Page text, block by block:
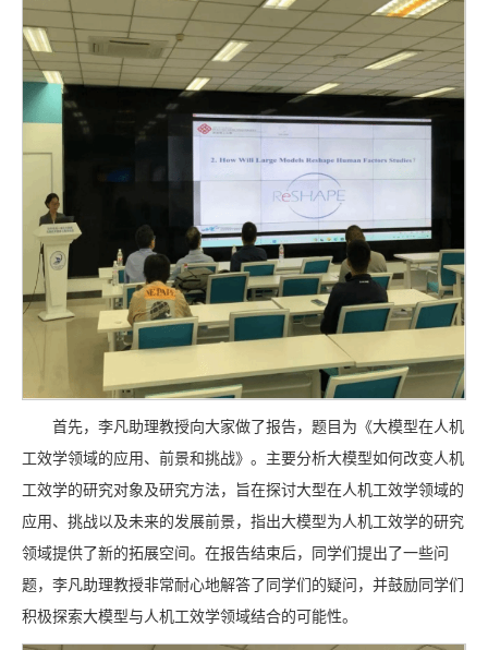
首先，李凡助理教授向大家做了报告，题目为《大模型在人机
工效学领域的应用、前景和挑战》。主要分析大模型如何改变人机
工效学的研究对象及研究方法，旨在探讨大型在人机工效学领域的
应用、挑战以及未来的发展前景，指出大模型为人机工效学的研究
领域提供了新的拓展空间。在报告结束后，同学们提出了一些问
题，李凡助理教授非常耐心地解答了同学们的疑问，并鼓励同学们
积极探索大模型与人机工效学领域结合的可能性。